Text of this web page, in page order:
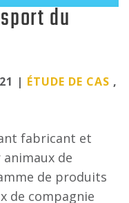
du
| ÉTUDE DE CAS ,
fabricant et
de
de produits
de compagnie